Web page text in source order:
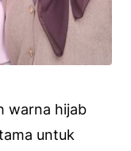
warna hijab
untuk